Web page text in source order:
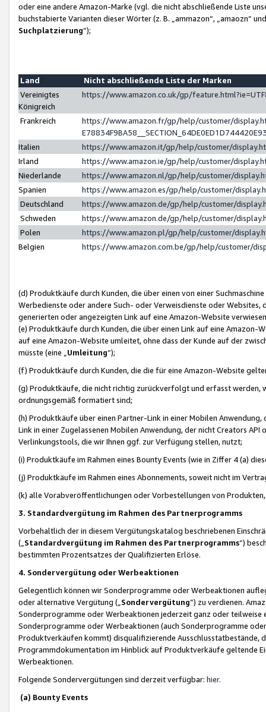
oder eine andere Amazon-Marke (vgl. die nicht abschließende Liste
buchstabierte Varianten dieser Wörter (z. B. „ammazon“, „amaozn“
Suchplatzierung”);
Land
Nicht abschließende Liste der Marken
Vereinigtes
Königreich
https://www.amazon.co.uk/gp/
Frankreich
https://www.amazon.fr/gp/help/customer/
Italien
https://www.amazon.it/gp/help/customer/
Irland
https://www.amazon.ie/gp/help/customer/
Niederlande
https://www.amazon.nl/gp/help/customer/
Spanien
https://www.amazon.es/gp/help/customer/
Deutschland
https://www.amazon.de/gp/help/customer/
Schweden
https://www.amazon.de/gp/help/customer/
Polen
https://www.amazon.pl/gp/help/customer/
Belgien
https://www.amazon.com.be/gp/help/customer/
(d) Produktkäufe durch Kunden, die über einen von einer
Werbedienste oder andere Such- oder Verweisdienste oder Websites,
generierten oder angezeigten Link auf eine Amazon-Website
(e) Produktkäufe durch Kunden, die über einen Link auf eine
auf eine Amazon-Website umleitet, ohne dass der Kunde auf der
müsste (eine „ Umleitung“);
(f) Produktkäufe durch Kunden, die die für eine Amazon-Website
(g) Produktkäufe, die nicht richtig zurückverfolgt und erfasst werden,
ordnungsgemäß formatiert sind;
(h) Produktkäufe über einen Partner-Link in einer Mobilen
Link in einer Zugelassenen Mobilen Anwendung, der nicht Creators
Verlinkungstools, die wir Ihnen ggf. zur Verfügung stellen, nutzt;
(i) Produktkäufe im Rahmen eines Bounty Events (wie in Ziffer 4 (a)
(j) Produktkäufe im Rahmen eines Abonnements, soweit nicht im
(k) alle Vorabveröffentlichungen oder Vorbestellungen von
3. Standardvergütung im Rahmen des Partnerprogramms
Vorbehaltlich der in diesem Vergütungskatalog beschriebenen
(„ Standardvergütung im Rahmen des Partnerprogramms“)
bestimmten Prozentsatzes der Qualifizierten Erlöse.
4. Sondervergütung oder Werbeaktionen
Gelegentlich können wir Sonderprogramme oder Werbeaktionen
oder alternative Vergütung („ Sondervergütung”) zu verdienen.
Sonderprogramme oder Werbeaktionen jederzeit ganz oder
Sonderprogramme oder Werbeaktionen (auch Sonderprogramme
Produktverkäufen kommt) disqualifizierende Ausschlusstatbestände,
Programmdokumentation im Hinblick auf Produktverkäufe geltende
Werbeaktionen.
Folgende Sondervergütungen sind derzeit verfügbar: hier.
(a) Bounty Events